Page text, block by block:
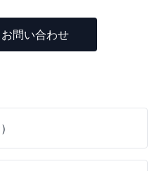
問い合わせ